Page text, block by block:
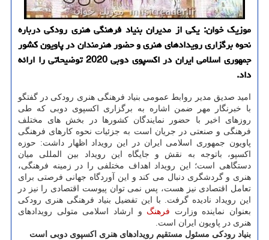
موزیک خوان: یکی از مدیران بنیاد فرهنگی هنری رودکی درباره
نحوه برگزاری رویدادهای هنری و حضور هنرمندان در پاویون کشور
جمهوری اسلامی ایران در اکسپوی دوبی 2020 توضیحاتی را ارائه
داد.
امید صدیق مدیر روابط عمومی بنیاد فرهنگی هنری رودکی در گفتگو
با خبرنگار مهر ضمن اشاره به برگزاری اکسپوی دوبی که طی
روزهای اخیر با حضور نمایندگان کشورها در بخش های مختلف
فرهنگی و صنعتی در جریان است به جزئیات نحوه کارهای فرهنگی
پاویون جمهوری اسلامی ایران در این رویداد اظهار داشت: حوزه
اکسپو، باتوجه به نقش و جایگاه این رویداد بین المللی میان
دستگاهی است؛ این رویداد اهداف مختلفی را در زمینه فرهنگی،
هنری و گردشگری دنبال می کند و این آوردگاه جهانی فرصتی برای
تعامل اقتصادی نیز هست، پس نمی توان پیوست اقتصادی را نیز در
این رویداد نادیده گرفت. با این تفضیل بنیاد فرهنگی هنری رودکی
بعنوان نماینده وزارت فرهنگ و ارشاد اسلامی متولی رویدادهای
هنری در پاویون ایران است.
بنیاد رودکی مسئول مستقیم رویدادهای هنری اکسپوی دوبی است